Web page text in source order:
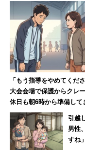
「信州で手打ち蕎
麦湯割りをゆっく
中には、「俺は舌が
の風味を十分満喫で
も。もはやそば湯が
東日本ではそばが人
れる、という話もよ
習慣も大分違うよう
「もう指導をやめてくださ
大会会場で保護からクレ
休日も朝6時から準備して
活動の指導者が思うこと
引越
男性
すね